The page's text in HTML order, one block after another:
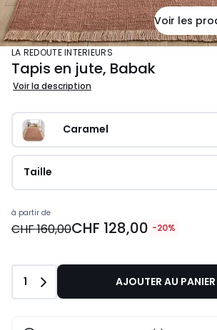
Voir les
LA REDOUTE INTERIEURS
Tapis en jute, Babak
Voir la description
Caramel
Taille
Prix
à
128,00
au
à partir de
CHF 160,00CHF 128,00 -20%
Quantité
1 AJOUTER AU PANIER